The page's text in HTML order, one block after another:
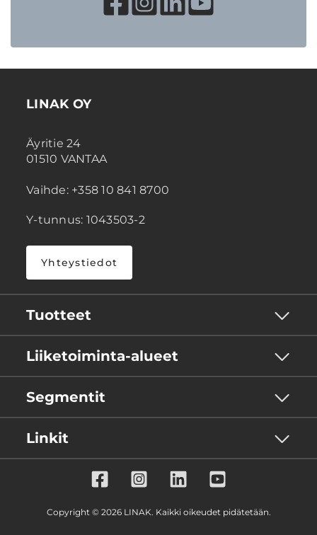
LINAK OY
Äyritie 24
01510 VANTAA
Vaihde: +358 10 841 8700
Y-tunnus: 1043503-2
Yhteystiedot
Tuotteet
Liiketoiminta-alueet
Segmentit
Linkit
Copyright © 2026 LINAK. Kaikki oikeudet pidätetään.